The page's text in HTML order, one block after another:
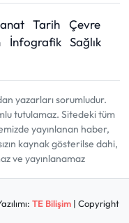
Tarih
Çevre
İnfografik Sağlık
yazarları sorumludur.
tutulamaz. Sitedeki tüm
yayınlanan haber,
kaynak gösterilse dahi,
ve yayınlanamaz
TE Bilişim| Copyright